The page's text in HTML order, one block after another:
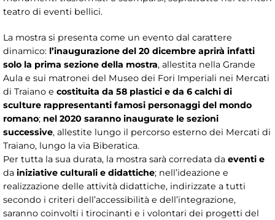
teatro di eventi bellici.
La mostra si presenta come un evento dal carattere
dinamico: l’inaugurazione del 20 dicembre aprirà infatti
solo la prima sezione della mostra, allestita nella Grande
Aula e sui matronei del Museo dei Fori Imperiali nei Mercati
di Traiano e costituita da 58 plastici e da 6 calchi di
sculture rappresentanti famosi personaggi del mondo
romano; nel 2020 saranno inaugurate le sezioni
successive, allestite lungo il percorso esterno dei Mercati di
Traiano, lungo la via Biberatica.
Per tutta la sua durata, la mostra sarà corredata da eventi e
da iniziative culturali e didattiche; nell’ideazione e
realizzazione delle attività didattiche, indirizzate a tutti
secondo i criteri dell’accessibilità e dell’integrazione,
saranno coinvolti i tirocinanti e i volontari dei progetti del